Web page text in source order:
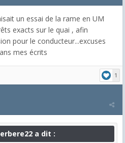
un essai de la rame en UM
exacts sur le quai , afin
pour le conducteur...excuses
mes écrits
1
a dit :